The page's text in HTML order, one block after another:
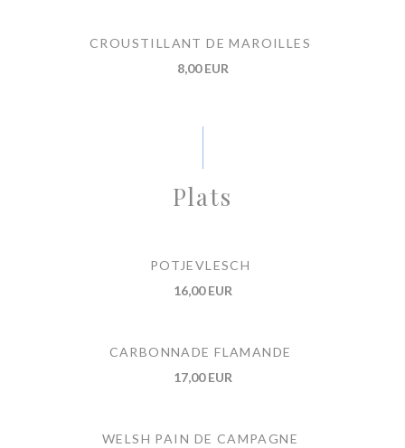
CROUSTILLANT DE MAROILLES
8,00 EUR
Plats
POTJEVLESCH
16,00 EUR
CARBONNADE FLAMANDE
17,00 EUR
WELSH PAIN DE CAMPAGNE